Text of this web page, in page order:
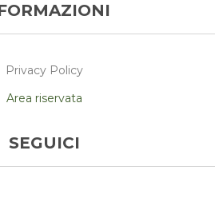
Privacy Policy
Area riservata
SEGUICI